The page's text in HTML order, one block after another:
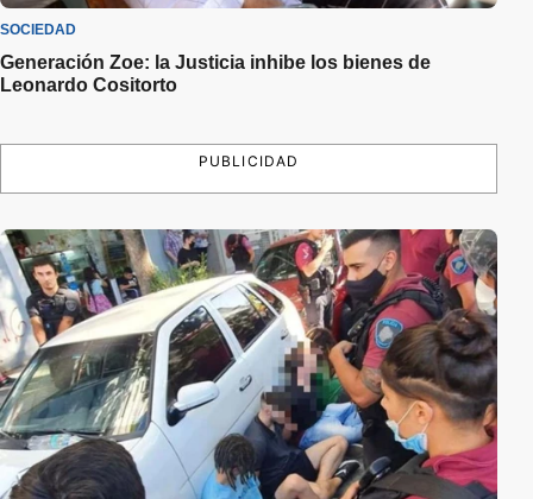
SOCIEDAD
Generación Zoe: la Justicia inhibe los bienes de
Leonardo Cositorto
PUBLICIDAD